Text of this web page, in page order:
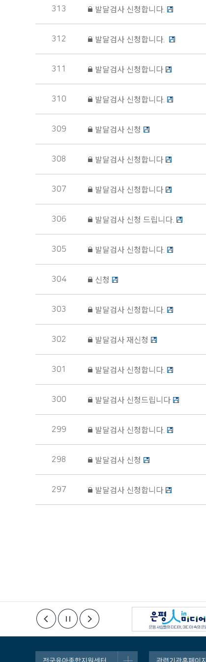
313 발달검사 신청합니다.
312 발달검사 신청합니다.
311 발달검사 신청합니다
310 발달검사 신청합니다.
309 발달검사 신청
308 발달검사 신청합니다
307 발달검사 신청합니다
306 발달검사 신청 드립니다.
305 발달검사 신청합니다.
304 신청
303 발달검사 신청합니다.
302 발달검사 재신청
301 발달검사 신청합니다.
300 발달검사 신청드립니다
299 발달검사 신청합니다.
298 발달검사 신청
297 발달검사 신청합니다